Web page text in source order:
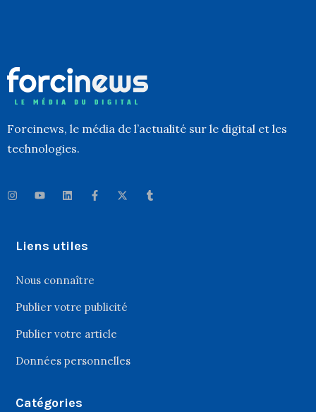
Forcinews, le média de l’actualité sur le digital et les
technologies.
Liens utiles
Nous connaître
Publier votre publicité
Publier votre article
Données personnelles
Catégories